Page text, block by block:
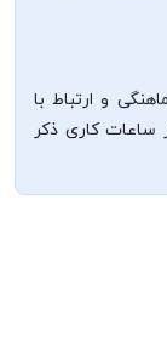
و ارتباط با
در ساعات کاری ذکر